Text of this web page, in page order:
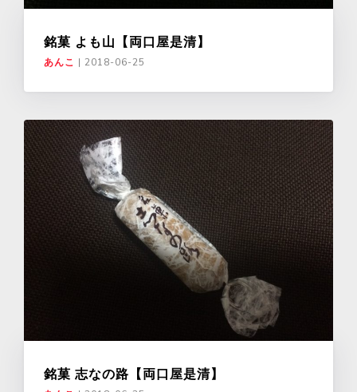
銘菓 よも山【両口屋是清】
あんこ | 2018-06-25
銘菓 志なの路【両口屋是清】